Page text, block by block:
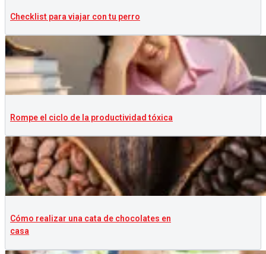
Checklist para viajar con tu perro
Rompe el ciclo de la productividad tóxica
Cómo realizar una cata de chocolates en
casa